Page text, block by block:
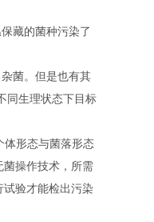
藏的菌种污染了
菌。但是也有其
同生理状态下目标
体形态与菌落形态
菌操作技术，所需
验才能检出污染